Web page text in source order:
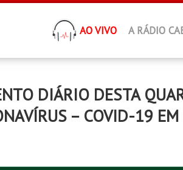
AO VIVO A RÁDIO
DIÁRIO DESTA
– COVID-19